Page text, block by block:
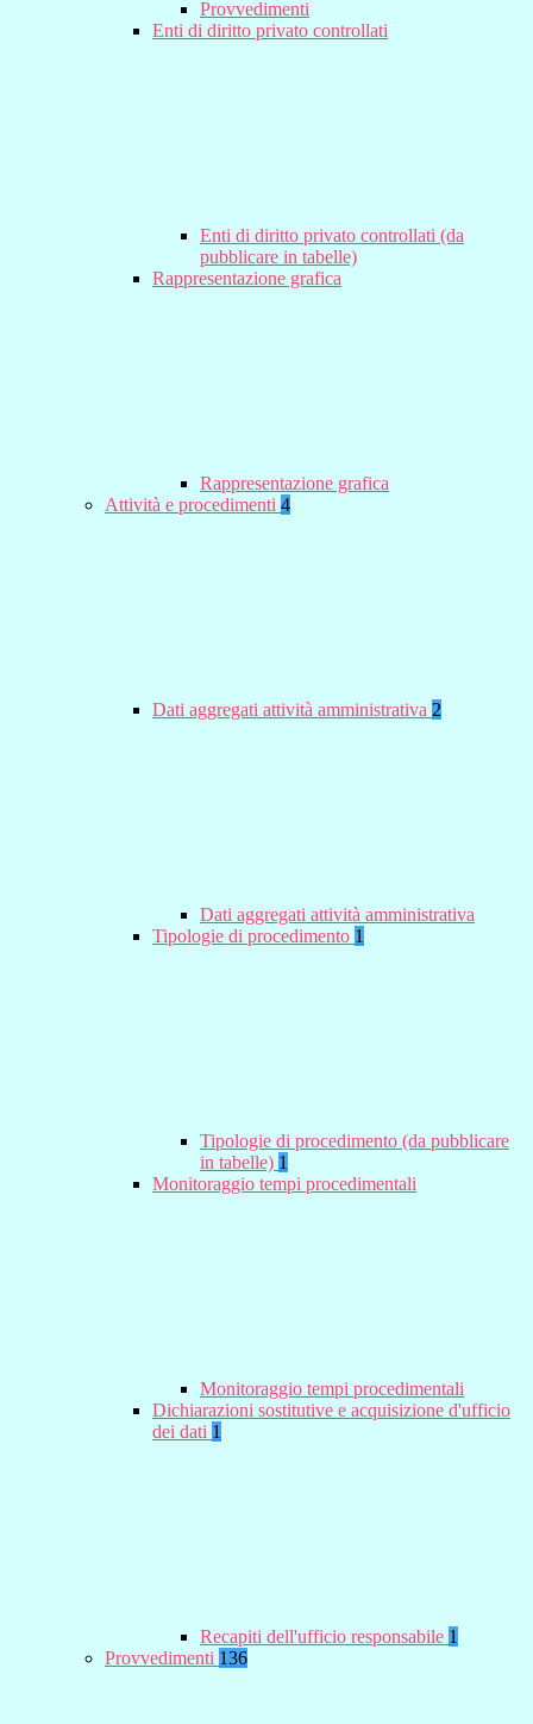
Provvedimenti
Enti di diritto privato controllati
Enti di diritto privato controllati (da
pubblicare in tabelle)
Rappresentazione grafica
Rappresentazione grafica
Attività e procedimenti 4
Dati aggregati attività amministrativa 2
Dati aggregati attività amministrativa
Tipologie di procedimento 1
Tipologie di procedimento (da pubblicare
in tabelle) 1
Monitoraggio tempi procedimentali
Monitoraggio tempi procedimentali
Dichiarazioni sostitutive e acquisizione d'ufficio
dei dati 1
Recapiti dell'ufficio responsabile 1
Provvedimenti 136